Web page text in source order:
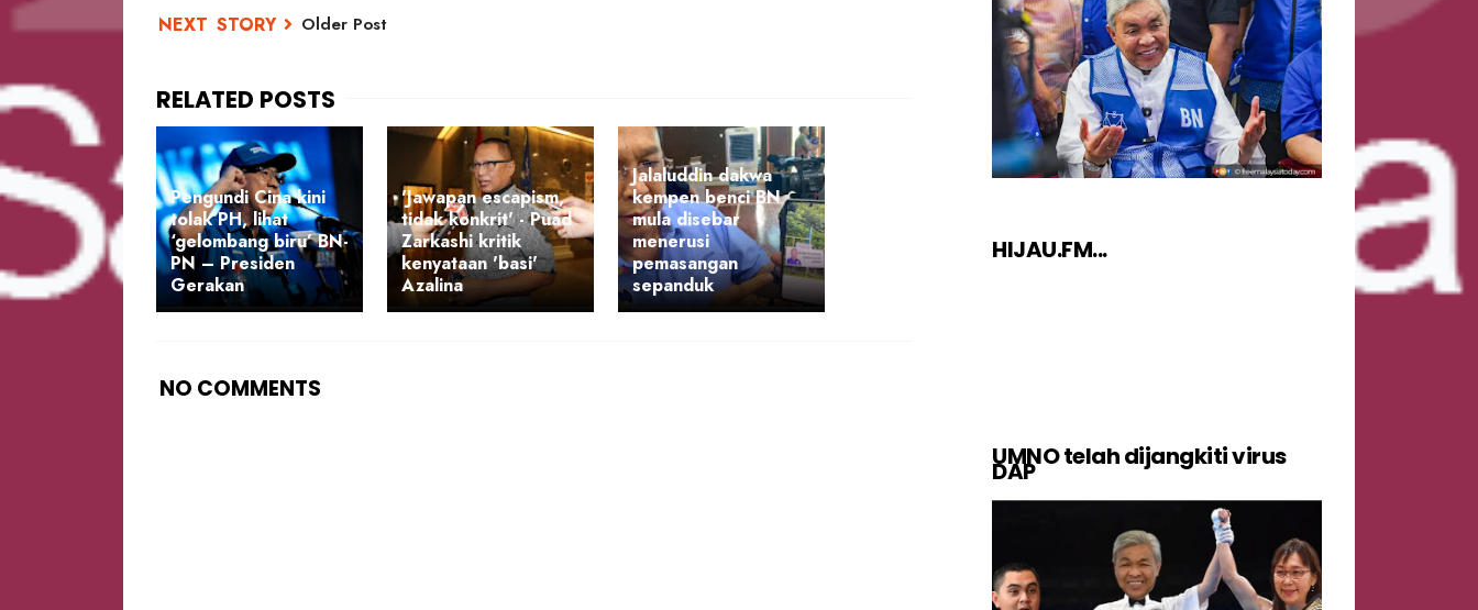
Older Post
Pengundi Cina kini
tolak PH, lihat
‘gelombang biru’ BN-
PN – Presiden
Gerakan
'Jawapan escapism,
tidak konkrit' - Puad
Zarkashi kritik
kenyataan 'basi'
Azalina
Jalaluddin dakwa
kempen benci BN
mula disebar
menerusi
pemasangan
sepanduk
NO COMMENTS
HIJAU.FM...
UMNO telah dijangkiti virus
DAP